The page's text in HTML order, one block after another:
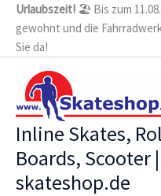
Zum
Inhalt
springen
Urlaubszeit! 🏖️ Bis zum
gewohnt und die
Sie da!
Inline Skates,
Boards, Scooter |
skateshop.de
(S)BRAKE
AXLE
RB/CYC/COM
NEUTRAL
Menge